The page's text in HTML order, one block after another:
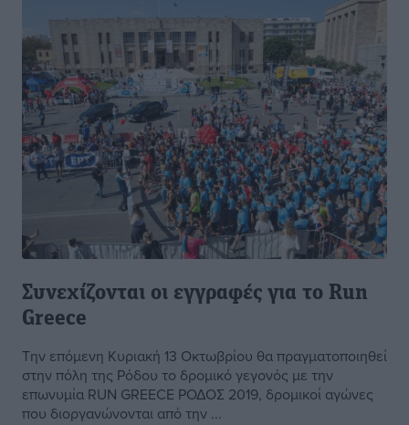
Συνεχίζονται οι εγγραφές για το Run
Greece
Την επόμενη Κυριακή 13 Οκτωβρίου θα πραγματοποιηθεί
στην πόλη της Ρόδου το δρομικό γεγονός με την
επωνυμία RUN GREECE ΡΟΔΟΣ 2019, δρομικοί αγώνες
που διοργανώνονται από την ...